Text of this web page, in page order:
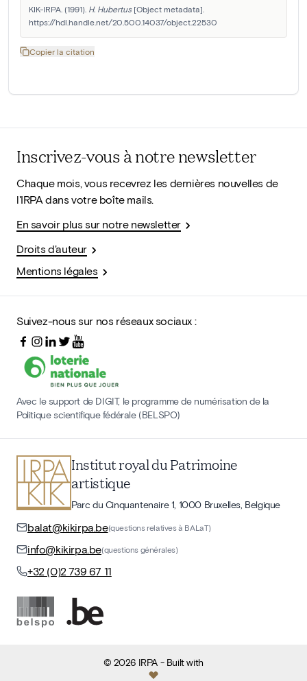
KIK-IRPA. (1991). H. Hubertus [Object metadata].
https://hdl.handle.net/20.500.14037/object.22530
Copier la citation
Inscrivez-vous à notre newsletter
Chaque mois, vous recevrez les dernières nouvelles de
l'IRPA dans votre boîte mails.
En savoir plus sur notre newsletter
Droits d'auteur
Mentions légales
Suivez-nous sur nos réseaux sociaux :
Avec le support de DIGIT, le programme de numérisation de la
Politique scientifique fédérale (BELSPO)
Institut royal du Patrimoine
artistique
Parc du Cinquantenaire 1, 1000 Bruxelles, Belgique
balat@kikirpa.be(questions relatives à BALaT)
info@kikirpa.be(questions générales)
+32 (0)2 739 67 11
©2026 IRPA- Built with